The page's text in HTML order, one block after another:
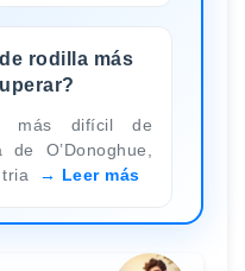
rodilla más
más difícil de
O’Donoghue,
Leer más